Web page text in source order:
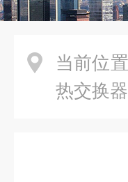
当前位置
热交换器